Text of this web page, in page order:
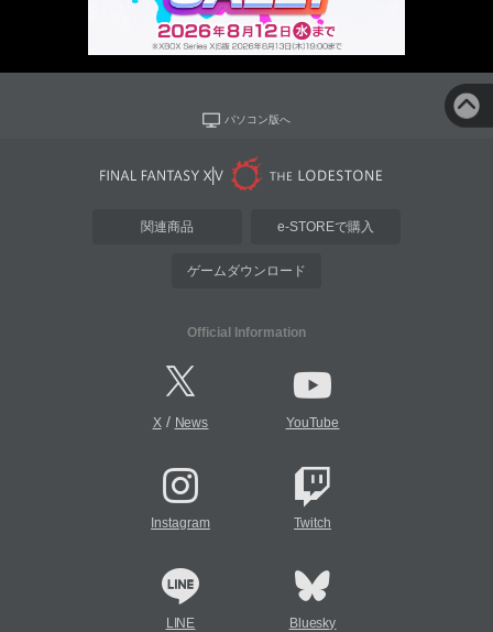
パソコン版へ
関連商品 e-STOREで購入
ゲームダウンロード
Official Information
X/ News YouTube
Instagram Twitch
LINE Bluesky